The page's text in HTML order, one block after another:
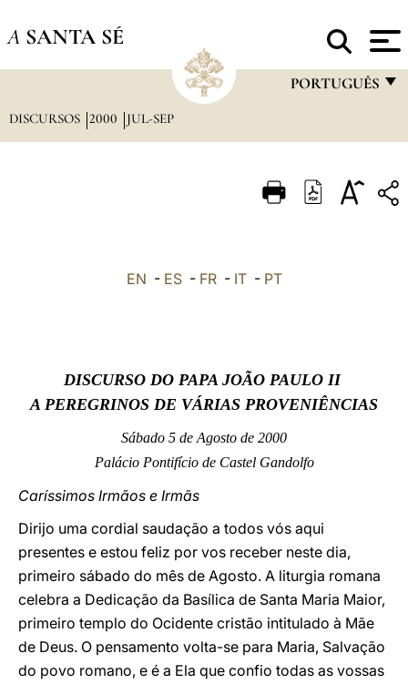
A SANTA SÉ
PORTUGUÊS
ITALIANO
中文
DISCURSOS 2000 JUL-SEP
EN - ES- FR- IT- PT
DISCURSO DO PAPA JOÃO PAULO II
A PEREGRINOS DE VÁRIAS PROVENIÊNCIAS
Sábado 5 de Agosto de 2000
Palácio Pontifício de Castel Gandolfo
Caríssimos Irmãos e Irmãs
Dirijo uma cordial saudação a todos vós aqui
presentes e estou feliz por vos receber neste dia,
primeiro sábado do mês de Agosto. A liturgia romana
celebra a Dedicação da Basílica de Santa Maria Maior,
primeiro templo do Ocidente cristão intitulado à Mãe
de Deus. O pensamento volta-se para Maria, Salvação
do povo romano, e é a Ela que confio todas as vossas